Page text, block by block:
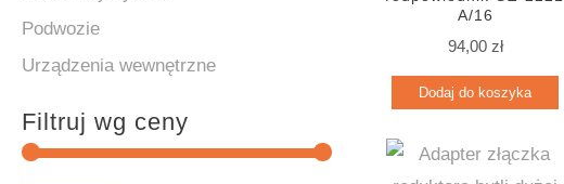
A/16
94,00 zł
Dodaj do koszyka
Podwozie
Urządzenia wewnętrzne
Filtruj wg ceny